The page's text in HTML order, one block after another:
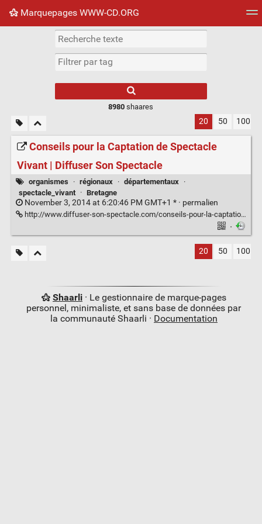
Marquepages WWW-CD.ORG
Nuage de tags Mur d'images
8980 shaares
20 50 100
Conseils pour la Captation de Spectacle
Vivant | Diffuser Son Spectacle
organismes · régionaux · départementaux ·
spectacle_vivant
· Bretagne
November 3, 2014 at 6:20:46 PM GMT+1 * · permalien
http://www.diffuser-son-spectacle.com/conseils-pour-la-captation-de-spectacle-vivant/
·
20 50 100
Shaarli· Le gestionnaire de marque-pages
personnel, minimaliste, et sans base de données par
la communauté Shaarli · Documentation